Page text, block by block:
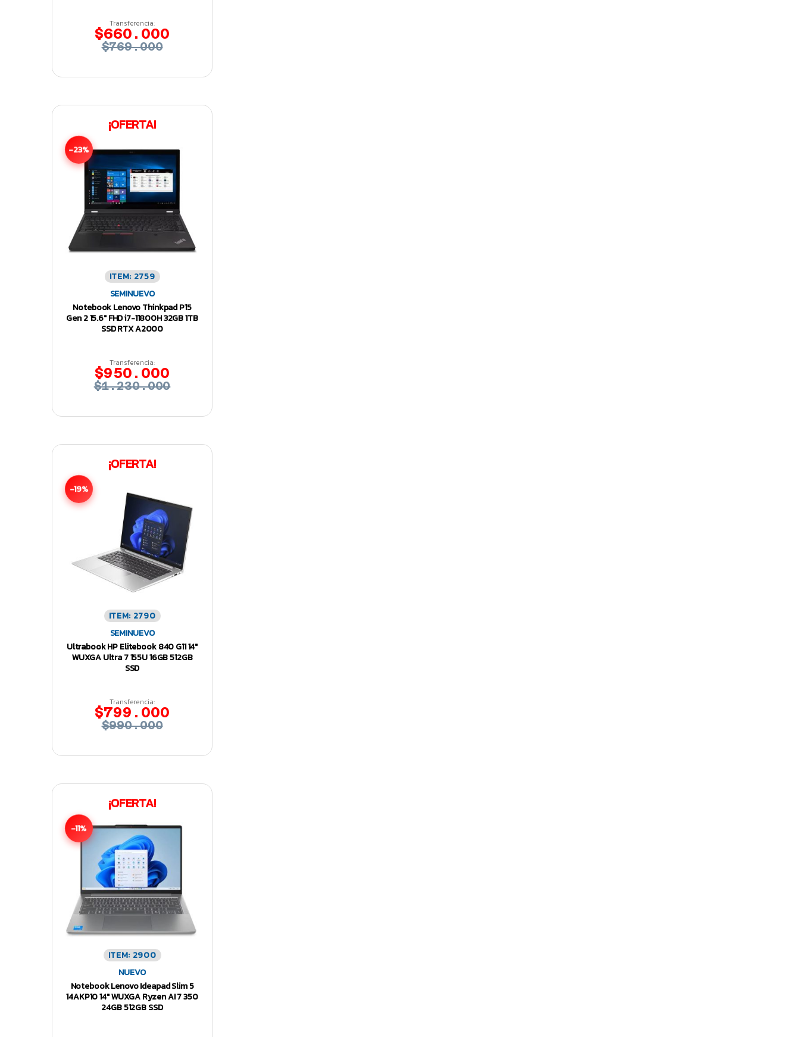
Transferencia:
$660.000
$769.000
¡OFERTA!
-23%
ITEM: 2759
SEMINUEVO
Notebook Lenovo Thinkpad P15
Gen 2 15.6″ FHD i7-11800H 32GB 1TB
SSD RTX A2000
Transferencia:
$950.000
$1.230.000
¡OFERTA!
-19%
ITEM: 2790
SEMINUEVO
Ultrabook HP Elitebook 840 G11 14″
WUXGA Ultra 7 155U 16GB 512GB
SSD
Transferencia:
$799.000
$990.000
¡OFERTA!
-11%
ITEM: 2900
NUEVO
Notebook Lenovo Ideapad Slim 5
14AKP10 14″ WUXGA Ryzen AI 7 350
24GB 512GB SSD